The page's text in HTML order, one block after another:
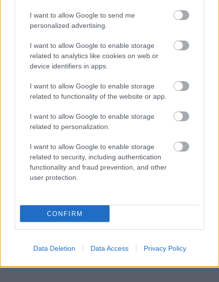
I want to allow Google to send me
personalized advertising.
I want to allow Google to enable storage
related to analytics like cookies on web or
device identifiers in apps.
I want to allow Google to enable storage
related to functionality of the website or app.
I want to allow Google to enable storage
related to personalization.
I want to allow Google to enable storage
related to security, including authentication
functionality and fraud prevention, and other
user protection.
CONFIRM
Data Deletion Data Access Privacy Policy
Αρχιερατική Θεία Λειτουργία στον Αγιο Αιμιλιανό
Πάτρας ΦΩΤΟ